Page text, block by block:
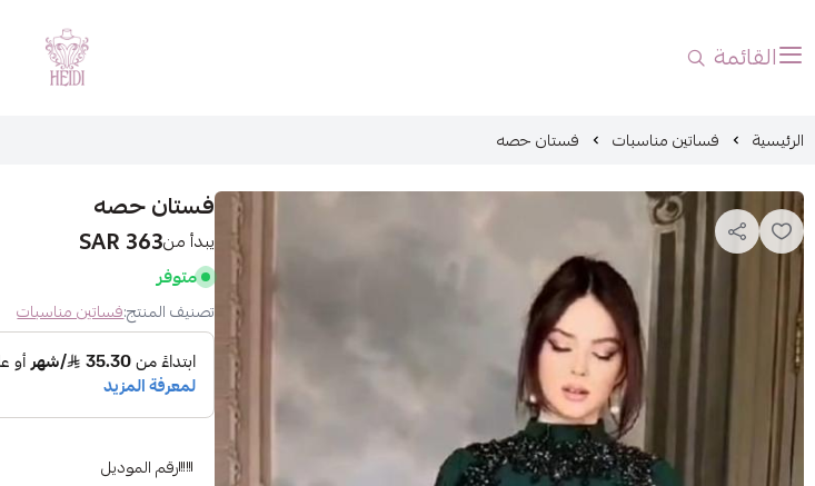
القائمة هايدي فاشن
الرئيسية فساتين مناسبات فستان حصه
فستان حصه
يبدأ من363 SAR
متوفر
تصنيف المنتج:فساتين مناسبات
رقم الموديل